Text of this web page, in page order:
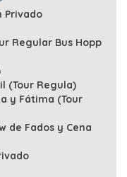
Privado
Regular Bus Hopp
(Tour Regula)
y Fátima (Tour
de Fados y Cena